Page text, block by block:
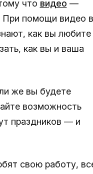
что видео —
При помощи видео
как вы любите
как вы и ваша
же вы будете
возможность
праздников — и
свою работу,